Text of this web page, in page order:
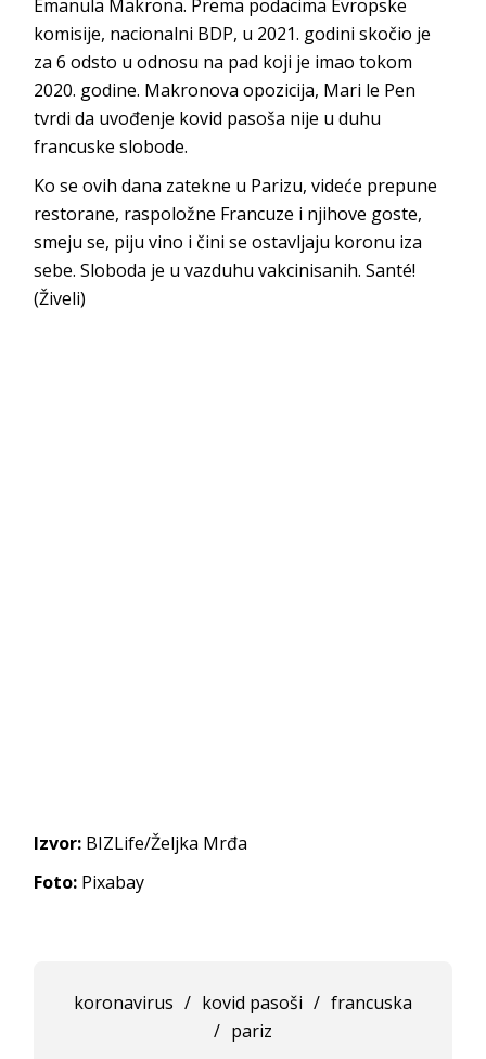
Emanula Makrona. Prema podacima Evropske
komisije, nacionalni BDP, u 2021. godini skočio je
za 6 odsto u odnosu na pad koji je imao tokom
2020. godine. Makronova opozicija, Mari le Pen
tvrdi da uvođenje kovid pasoša nije u duhu
francuske slobode.
Ko se ovih dana zatekne u Parizu, videće prepune
restorane, raspoložne Francuze i njihove goste,
smeju se, piju vino i čini se ostavljaju koronu iza
sebe. Sloboda je u vazduhu vakcinisanih. Santé!
(Živeli)
Izvor: BIZLife/Željka Mrđa
Foto: Pixabay
koronavirus / kovid pasoši / francuska
/ pariz